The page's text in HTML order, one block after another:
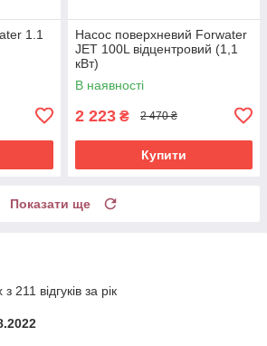
1.1
Насос поверхневий Forwater
JET 100L відцентровий (1,1
кВт)
В наявності
2 223 ₴ 2 470 ₴
Купити
Показати ще
211 відгуків за рік